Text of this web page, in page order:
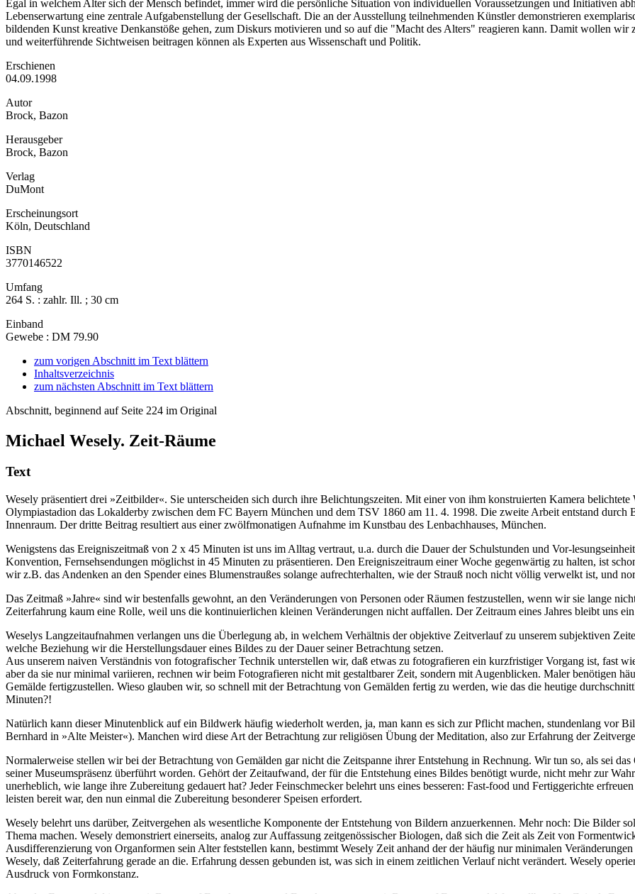
Egal in welchem Alter sich der Mensch befindet, immer wird die persönliche Situation von individuellen Voraussetzungen und Initiativen
Lebenserwartung eine zentrale Aufgabenstellung der Gesellschaft. Die an der Ausstellung teilnehmenden Künstler demonstrieren
bildenden Kunst kreative Denkanstöße gehen, zum Diskurs motivieren und so auf die "Macht des Alters" reagieren kann. Damit wollen wir
und weiterführende Sichtweisen beitragen können als Experten aus Wissenschaft und Politik.
Erschienen
04.09.1998
Autor
Brock, Bazon
Herausgeber
Brock, Bazon
Verlag
DuMont
Erscheinungsort
Köln, Deutschland
ISBN
3770146522
Umfang
264 S. : zahlr. Ill. ; 30 cm
Einband
Gewebe : DM 79.90
zum vorigen Abschnitt im Text blättern
Inhaltsverzeichnis
zum nächsten Abschnitt im Text blättern
Abschnitt, beginnend auf Seite 224 im Original
Michael Wesely. Zeit-Räume
Text
Wesely präsentiert drei »Zeitbilder«. Sie unterscheiden sich durch ihre Belichtungszeiten. Mit einer von ihm konstruierten Kamera
Olympiastadion das Lokalderby zwischen dem FC Bayern München und dem TSV 1860 am 11. 4. 1998. Die zweite Arbeit entstand durch
Innenraum. Der dritte Beitrag resultiert aus einer zwölfmonatigen Aufnahme im Kunstbau des Lenbachhauses, München.
Wenigstens das Ereigniszeitmaß von 2 x 45 Minuten ist uns im Alltag vertraut, u.a. durch die Dauer der Schulstunden und Vor-
Konvention, Fernsehsendungen möglichst in 45 Minuten zu präsentieren. Den Ereigniszeitraum einer Woche gegenwärtig zu halten, ist
wir z.B. das Andenken an den Spender eines Blumenstraußes solange aufrechterhalten, wie der Strauß noch nicht völlig verwelkt ist, und
Das Zeitmaß »Jahre« sind wir bestenfalls gewohnt, an den Veränderungen von Personen oder Räumen festzustellen, wenn wir sie lange
Zeiterfahrung kaum eine Rolle, weil uns die kontinuierlichen kleinen Veränderungen nicht auffallen. Der Zeitraum eines Jahres bleibt uns
Weselys Langzeitaufnahmen verlangen uns die Überlegung ab, in welchem Verhältnis der objektive Zeitverlauf zu unserem subjektiven
welche Beziehung wir die Herstellungsdauer eines Bildes zu der Dauer seiner Betrachtung setzen.
Aus unserem naiven Verständnis von fotografischer Technik unterstellen wir, daß etwas zu fotografieren ein kurzfristiger Vorgang ist, fast
aber da sie nur minimal variieren, rechnen wir beim Fotografieren nicht mit gestaltbarer Zeit, sondern mit Augenblicken. Maler benötigen
Gemälde fertigzustellen. Wieso glauben wir, so schnell mit der Betrachtung von Gemälden fertig zu werden, wie das die heutige
Minuten?!
Natürlich kann dieser Minutenblick auf ein Bildwerk häufig wiederholt werden, ja, man kann es sich zur Pflicht machen, stundenlang vor
Bernhard in »Alte Meister«). Manchen wird diese Art der Betrachtung zur religiösen Übung der Meditation, also zur Erfahrung der
Normalerweise stellen wir bei der Betrachtung von Gemälden gar nicht die Zeitspanne ihrer Entstehung in Rechnung. Wir tun so, als sei
seiner Museumspräsenz überführt worden. Gehört der Zeitaufwand, der für die Entstehung eines Bildes benötigt wurde, nicht mehr zur
unerheblich, wie lange ihre Zubereitung gedauert hat? Jeder Feinschmecker belehrt uns eines besseren: Fast-food und Fertiggerichte
leisten bereit war, den nun einmal die Zubereitung besonderer Speisen erfordert.
Wesely belehrt uns darüber, Zeitvergehen als wesentliche Komponente der Entstehung von Bildern anzuerkennen. Mehr noch: Die Bilder
Thema machen. Wesely demonstriert einerseits, analog zur Auffassung zeitgenössischer Biologen, daß sich die Zeit als Zeit von
Ausdifferenzierung von Organformen sein Alter feststellen kann, bestimmt Wesely Zeit anhand der der häufig nur minimalen
Wesely, daß Zeiterfahrung gerade an die. Erfahrung dessen gebunden ist, was sich in einem zeitlichen Verlauf nicht verändert. Wesely
Ausdruck von Formkonstanz.